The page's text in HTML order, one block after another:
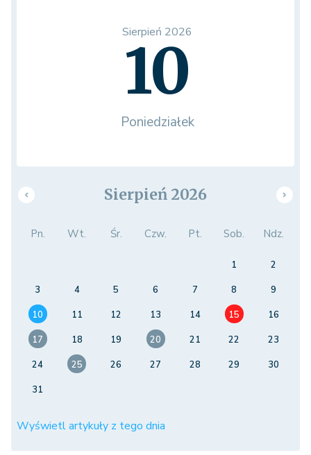
Sierpień 2026
10
Poniedziałek
Sierpień 2026
Pn. Wt. Śr. Czw. Pt. Sob. Ndz.
1
2
3
4 5 6 7 8
9
10
11 12 13 14 15
16
17
18 19 20 21 22
23
24
25 26 27 28 29
30
31
Wyświetl artykuły z tego dnia